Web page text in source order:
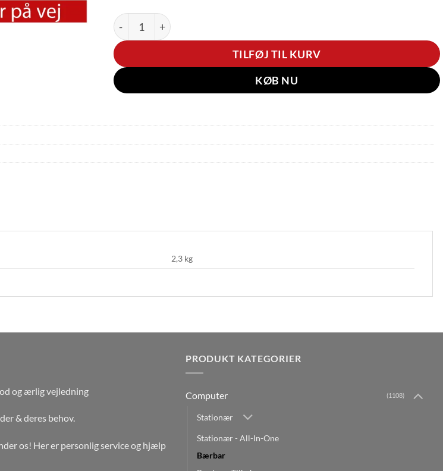
Legion 9 - 18" | RTX 5090 | Core Ultra 9 | 192GB | 2TB antal
TILFØJ TIL KURV
KØB NU
2,3 kg
og ærlig vejledning
& deres behov.
os! Her er personlig service og hjælp
PRODUKT KATEGORIER
Computer (1108)
Stationær
Stationær - All-In-One
Bærbar